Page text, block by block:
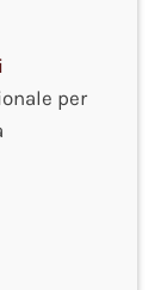
per